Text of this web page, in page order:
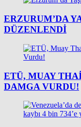
ERZURUM’DA
DÜZENLENDI
ETÜ, MUAY
DAMGA VURDU!